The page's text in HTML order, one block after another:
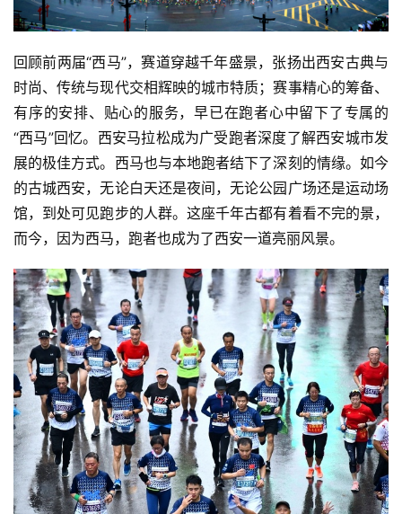
户
精
选
运
动
集
回顾前两届“西马”，赛道穿越千年盛景，张扬出西安古典与
时尚、传统与现代交相辉映的城市特质；赛事精心的筹备、
有序的安排、贴心的服务，早已在跑者心中留下了专属的
“西马”回忆。西安马拉松成为广受跑者深度了解西安城市发
展的极佳方式。西马也与本地跑者结下了深刻的情缘。如今
的古城西安，无论白天还是夜间，无论公园广场还是运动场
馆，到处可见跑步的人群。这座千年古都有着看不完的景，
而今，因为西马，跑者也成为了西安一道亮丽风景。